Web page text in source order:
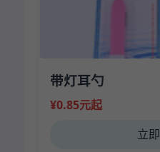
带灯耳勺
¥0.85元起
立